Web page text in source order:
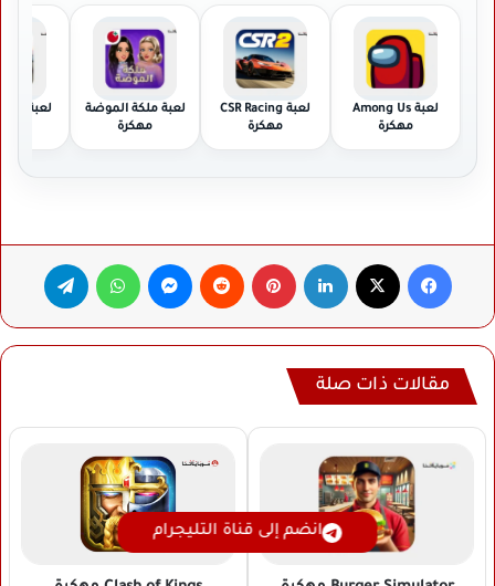
لعبة Among Us
مهكرة
لعبة CSR Racing
مهكرة
لعبة ملكة الموضة
مهكرة
فيسبوك لينكدإن بينتيريست ماسنجر واتساب
مقالات ذات صلة
انضم إلى قناة التليجرام